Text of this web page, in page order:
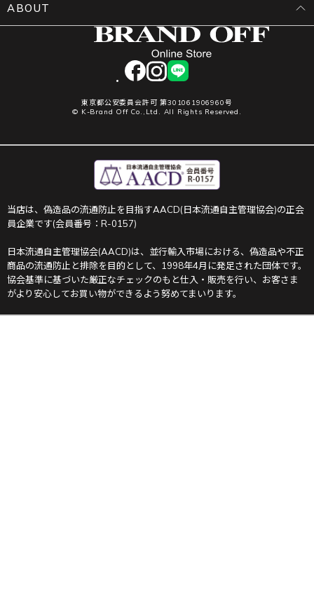
facebookinstagram
LINE
東京都公安委員会許可 第301061906960号
© K-Brand Off Co.,Ltd. All Rights Reserved.
ABOUT
当店は、偽造品の流通防止を目指すAACD(日本流通自主管理協会)の正会
員企業です(会員番号：R-0157)
日本流通自主管理協会(AACD)は、並行輸入市場における、偽造品や不正
商品の流通防止と排除を目的として、1998年4月に発足された団体です。
協会基準に基づいた厳正なチェックのもと仕入・販売を行い、お客さま
がより安心してお買い物ができるよう努めてまいります。